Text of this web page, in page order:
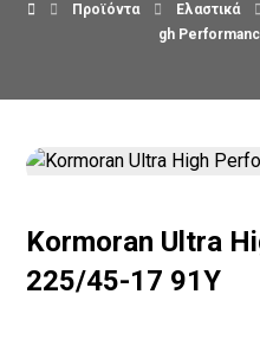
Προϊόντα Ελαστικά
gh
Kormoran Ultra
225/45-17 91Y